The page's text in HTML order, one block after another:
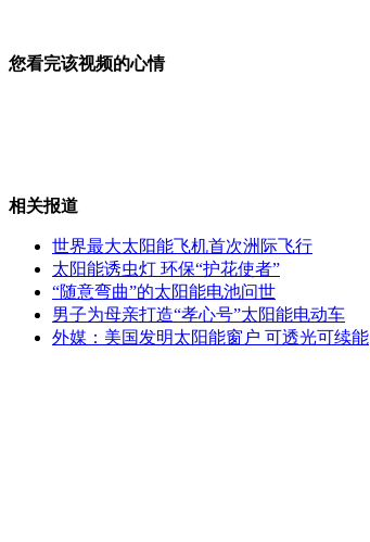
退休司机发明冬暖夏凉被子欲申专利
90后高离职率的“罪”与“罚”
您看完该视频的心情
相关报道
世界最大太阳能飞机首次洲际飞行
太阳能诱虫灯 环保“护花使者”
“随意弯曲”的太阳能电池问世
男子为母亲打造“孝心号”太阳能电动车
外媒：美国发明太阳能窗户 可透光可续能